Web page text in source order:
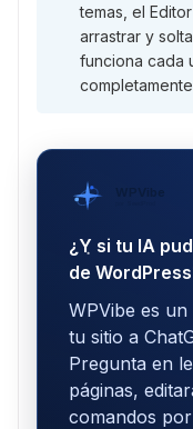
temas, el
arrastrar y
funciona cada
WPVibe
¿Y si tu IA
de
WPVibe es
tu sitio a
Pregunta en
páginas,
comandos